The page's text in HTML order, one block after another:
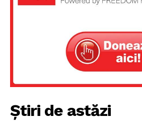
Un proiect
PRESShub
Proiecte editoriale
Știri de astăzi